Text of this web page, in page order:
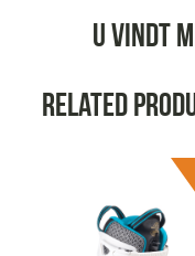
U vindt
Related